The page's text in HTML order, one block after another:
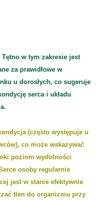
Tętno w tym zakresie jest
za prawidłowe w
u dorosłych, co sugeruje
serca i układu
(często występuje u
co może wskazywać
poziom wydolności
osoby regularnie
jest w stanie efektywnie
tlen do organizmu przy